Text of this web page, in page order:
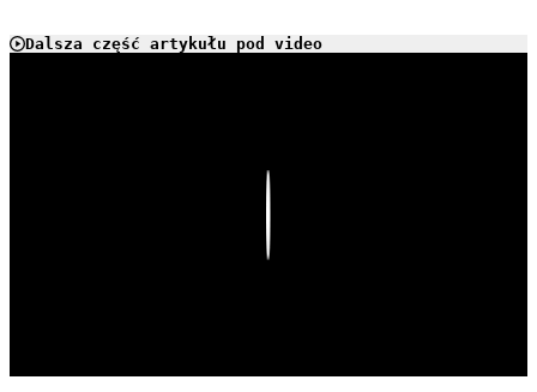
Dalsza część artykułu pod video